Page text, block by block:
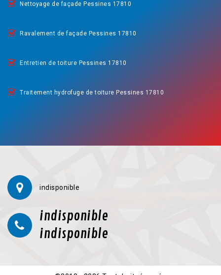
Nettoyage de façade Pessines 17810
Ravalement de façade Pessines 17810
Entretien de toiture Pessines 17810
Traitement hydrofuge de toiture Pessines 17810
indisponible
indisponible
indisponible